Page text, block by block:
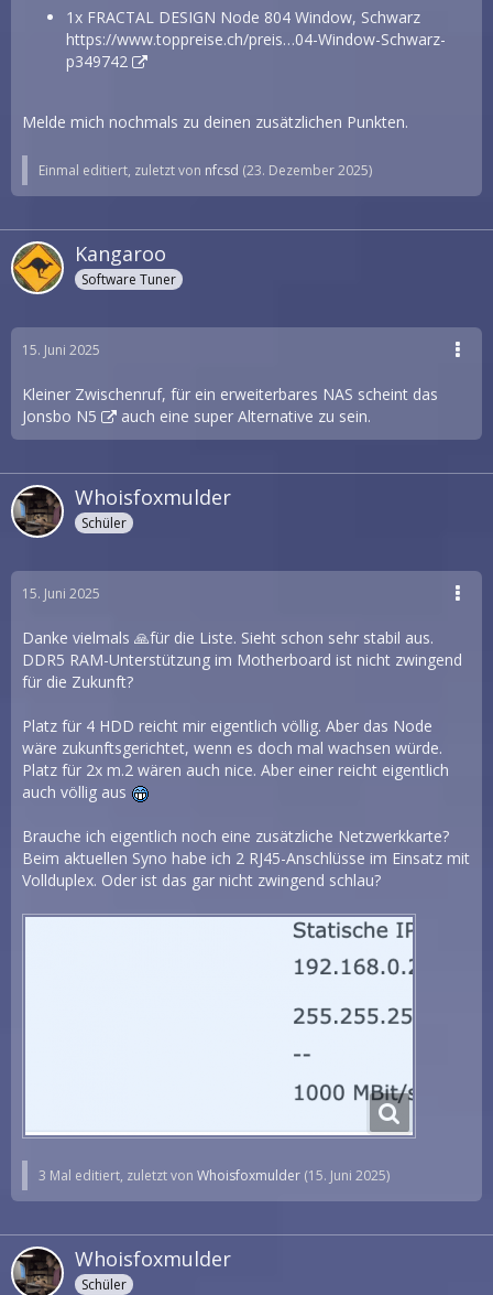
1x FRACTAL DESIGN Node 804 Window, Schwarz
https://www.toppreise.ch/preis…04-Window-Schwarz-
p349742
Melde mich nochmals zu deinen zusätzlichen Punkten.
Einmal editiert, zuletzt von nfcsd (23. Dezember 2025)
Kangaroo
Software Tuner
15. Juni 2025
Kleiner Zwischenruf, für ein erweiterbares NAS scheint das
Jonsbo N5
auch eine super Alternative zu sein.
Whoisfoxmulder
Schüler
15. Juni 2025
Danke vielmals 🙏für die Liste. Sieht schon sehr stabil aus.
DDR5 RAM-Unterstützung im Motherboard ist nicht zwingend
für die Zukunft?
Platz für 4 HDD reicht mir eigentlich völlig. Aber das Node
wäre zukunftsgerichtet, wenn es doch mal wachsen würde.
Platz für 2x m.2 wären auch nice. Aber einer reicht eigentlich
auch völlig aus
Brauche ich eigentlich noch eine zusätzliche Netzwerkkarte?
Beim aktuellen Syno habe ich 2 RJ45-Anschlüsse im Einsatz mit
Vollduplex. Oder ist das gar nicht zwingend schlau?
3 Mal editiert, zuletzt von Whoisfoxmulder (15. Juni 2025)
Whoisfoxmulder
Schüler